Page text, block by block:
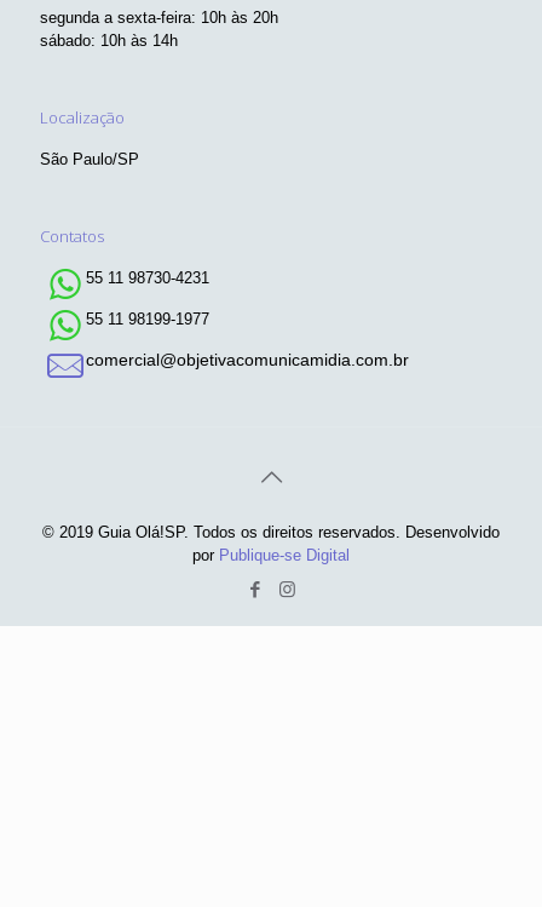
segunda a sexta-feira: 10h às 20h
sábado: 10h às 14h
Localização
São Paulo/SP
Contatos
55 11 98730-4231
55 11 98199-1977
comercial@objetivacomunicamidia.com.br
© 2019 Guia Olá!SP. Todos os direitos reservados. Desenvolvido
por Publique-se Digital